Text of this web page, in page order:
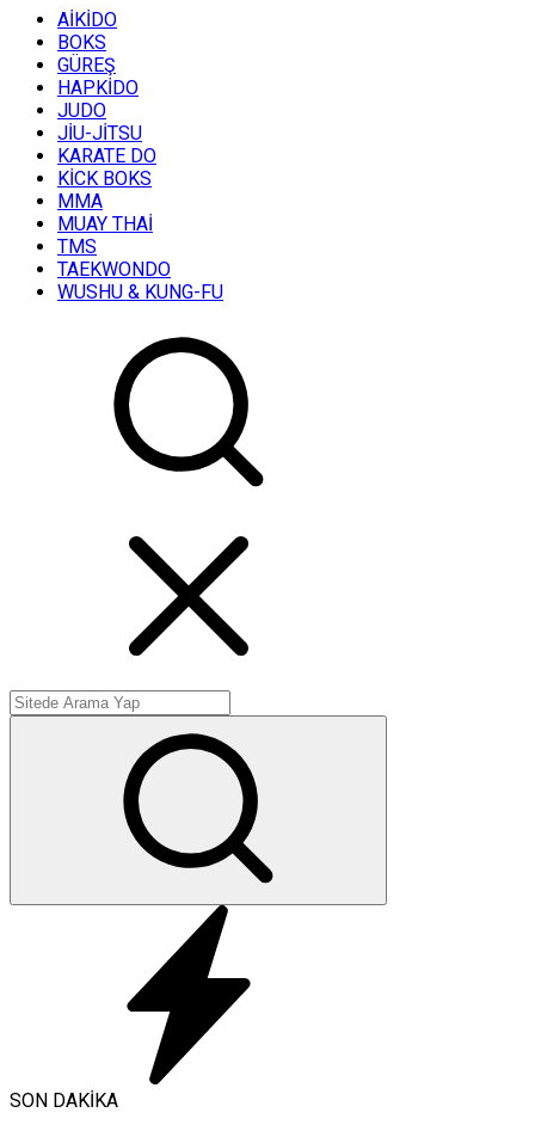
AİKİDO
BOKS
GÜREŞ
HAPKİDO
JUDO
JİU-JİTSU
KARATE DO
KİCK BOKS
MMA
MUAY THAİ
TMS
TAEKWONDO
WUSHU & KUNG-FU
SON DAKİKA